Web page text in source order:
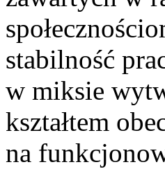
stabilność
w miksie
kształtem
na